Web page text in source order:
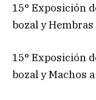
15° Exposición
bozal y Hembras
15° Exposición
bozal y Machos